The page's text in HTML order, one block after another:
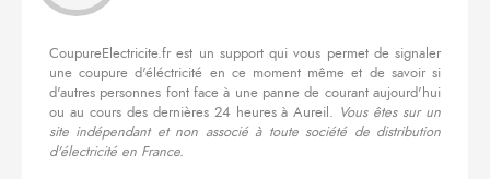
CoupureElectricite.fr est un support qui vous permet de signaler
une coupure d'éléctricité en ce moment même et de savoir si
d'autres personnes font face à une panne de courant aujourd'hui
ou au cours des dernières 24 heures à Aureil. Vous êtes sur un
site indépendant et non associé à toute société de distribution
d'électricité en France.